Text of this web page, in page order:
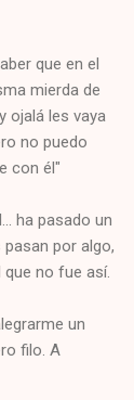
que en el
mierda de
ojalá les vaya
no puedo
con él"
ha pasado un
por algo,
no fue así.
un
filo. A